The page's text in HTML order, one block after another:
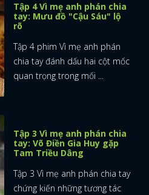
Tập 4 Vì mẹ anh phán chia
tay: Mưu đồ "Cậu Sáu" lộ
rõ
Tập 4 phim Vì mẹ anh phán
chia tay đánh dấu hai cột mốc
quan trọng trong mối ...
Tập 3 Vì mẹ anh phán chia
tay: Võ Điền Gia Huy gặp
Tam Triều Dâng
Tập 3 Vì mẹ anh phán chia tay
chứng kiến những tương tác